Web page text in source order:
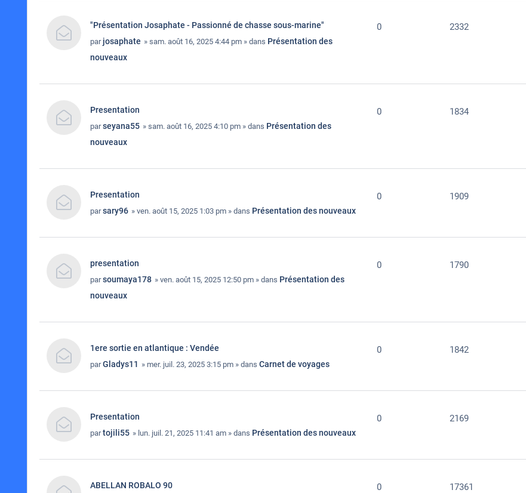
"Présentation Josaphate - Passionné de chasse sous-marine"
par josaphate » sam. août 16, 2025 4:44 pm » dans Présentation des
nouveaux
0 2332
Presentation
parseyana55 » sam. août 16, 2025 4:10 pm » dans Présentation des
nouveaux
0 1834
Presentation
parsary96 » ven. août 15, 2025 1:03 pm » dans Présentation des nouveaux
0 1909
presentation
parsoumaya178 » ven. août 15, 2025 12:50 pm » dans Présentation des
nouveaux
0 1790
1ere sortie en atlantique : Vendée
parGladys11 » mer. juil. 23, 2025 3:15 pm » dans Carnet de voyages
0 1842
Presentation
partojili55 » lun. juil. 21, 2025 11:41 am » dans Présentation des nouveaux
0 2169
ABELLAN ROBALO 90 0 17361